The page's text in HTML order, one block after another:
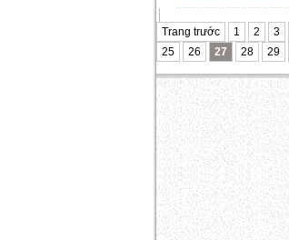
Trang trước 1 2 3
25
26 27 28 29